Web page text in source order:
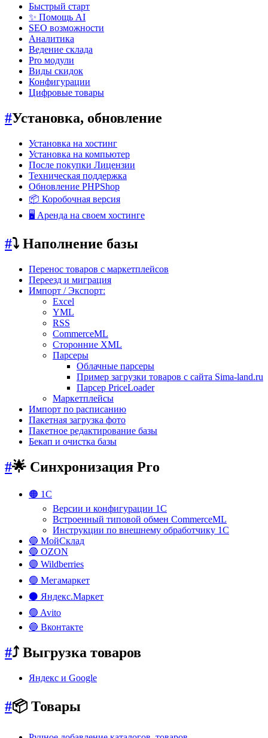
Быстрый старт
✨ Помощь AI
SEO возможности
Аналитика
Ведение склада
Pro модули
Виды скидок
Конфигурации
Цифровые товары
#Установка, обновление
Установка на хостинг
Установка на компьютер
После покупки Лицензии
Техническая поддержка
Обновление PHPShop
📦 Коробочная версия
🖥️ Аренда на своем хостинге
#⤵️ Наполнение базы
Перенос товаров с маркетплейсов
Переезд и миграция
Импорт / Экспорт:
Excel
YML
RSS
CommerceML
Сторонние XML
Парсеры
Облачные парсеры
Пример загрузки товаров с сайта Sima-land.ru
Парсер PriceLoader
Маркетплейсы
Импорт по расписанию
Пакетная загрузка фото
Пакетное редактирование базы
Бекап и очистка базы
#🌟 Синхронизация Pro
🟠 1С
Версии и конфигурации 1С
Встроенный типовой обмен CommerceML
Инструкции по внешнему обработчику 1С
🔵 МойСклад
🔵 OZON
🟣 Wildberries
🟢 Мегамаркет
⚫ Яндекс.Маркет
🟢 Avito
🔵 Вконтакте
#⤴️ Выгрузка товаров
Яндекс и Google
#📦 Товары